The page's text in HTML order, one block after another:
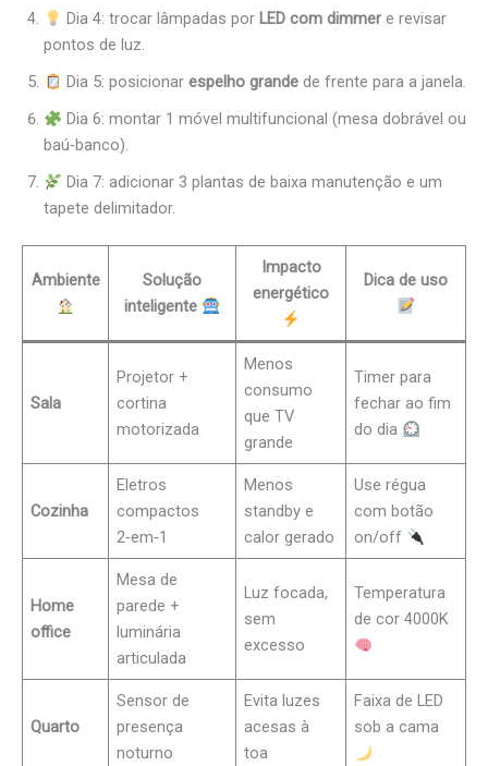
Dia 4: trocar lâmpadas por LED com dimmere revisar
pontos de luz.
Dia 5: posicionar espelho grandede frente para a janela.
Dia 6: montar 1 móvel multifuncional (mesa dobrável ou
baú‑banco).
Dia 7: adicionar 3 plantas de baixa manutenção e um
tapete delimitador.
Ambiente
Solução
inteligente
Impacto
energético
Dica de uso
Sala
Projetor +
cortina
motorizada
Menos
consumo
que TV
grande
Timer para
fechar ao fim
do dia
Cozinha
Eletros
compactos
2‑em‑1
Menos
standby e
calor gerado
Use régua
com botão
on/off
Home
office
Mesa de
parede +
luminária
articulada
Luz focada,
sem
excesso
Temperatura
de cor 4000K
Quarto
Sensor de
presença
noturno
Evita luzes
acesas à
toa
Faixa de LED
sob a cama